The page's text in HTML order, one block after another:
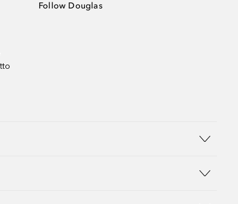
Follow Douglas